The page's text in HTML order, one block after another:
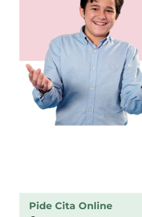
Pide Cita Online